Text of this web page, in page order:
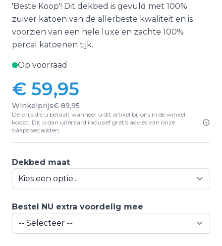
'Beste Koop'! Dit dekbed is gevuld met 100%
zuiver katoen van de allerbeste kwaliteit en is
voorzien van een hele luxe en zachte 100%
percal katoenen tijk.
Op voorraad
Vanaf:
€ 59,95
Winkelprijs€ 89,95
De prijs die u betaalt wanneer u dit artikel bij ons in de winkel
koopt. Dit is dan uiteraard inclusief gratis advies van onze
slaapspecialisten.
Dekbed maat
Bestel NU extra voordelig mee